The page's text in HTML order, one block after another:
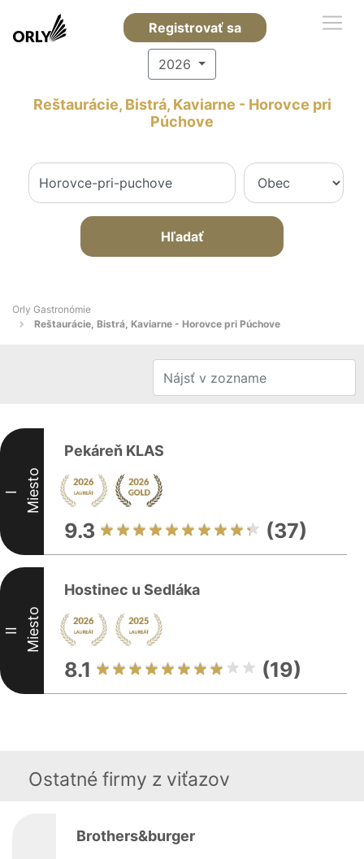
Registrovať sa
2026
Reštaurácie, Bistrá, Kaviarne - Horovce pri
Púchove
Hľadať
Orly Gastronómie
Reštaurácie, Bistrá, Kaviarne - Horovce pri Púchove
I Miesto
Pekáreň KLAS
9.3 (37)
II Miesto
Hostinec u Sedláka
8.1 (19)
Ostatné firmy z viťazov
Brothers&burger